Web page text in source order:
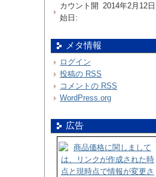
2014年2月12日
カウント開
始日:
メタ情報
ログイン
投稿の RSS
コメントの RSS
WordPress.org
広告